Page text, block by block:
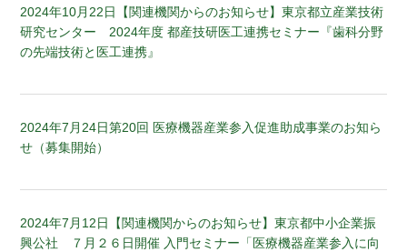
2024年10月22日
【関連機関からのお知らせ】東京都立産業技術
研究センター 2024年度 都産技研医工連携セミナー『歯科分野
の先端技術と医工連携』
2024年7月24日第20回 医療機器産業参入促進助成事業のお知ら
せ（募集開始）
2024年7月12日
【関連機関からのお知らせ】東京都中小企業振
興公社 ７月２６日開催 入門セミナー「医療機器産業参入に向